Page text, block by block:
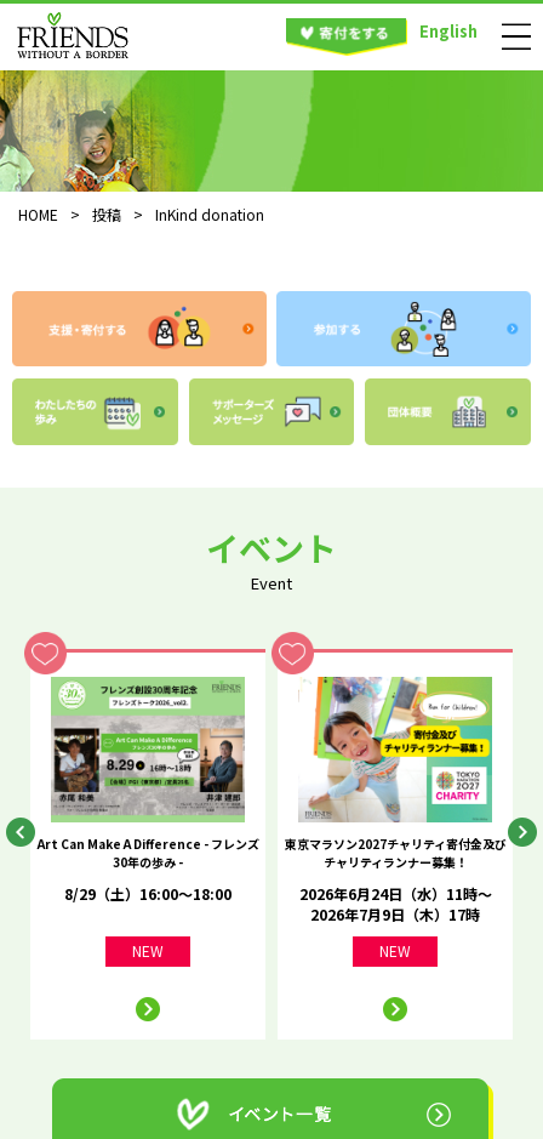
English
HOME > 投稿 > InKind donation
イベント
Event
Art Can Make A Difference - フレンズ
30年の歩み -
8/29（土）16:00～18:00
NEW
東京マラソン2027チャリティ寄付金及び
チャリティランナー募集！
2026年6月24日（水）11時～
2026年7月9日（木）17時
NEW